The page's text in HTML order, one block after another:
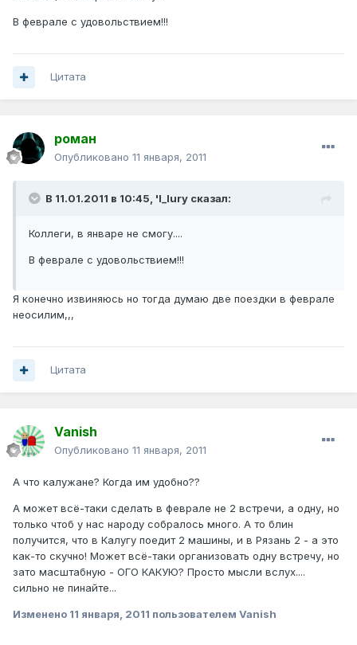
В феврале с удовольствием!!!
Цитата
роман
Опубликовано 11 января, 2011
В 11.01.2011 в 10:45, 'I_Iury сказал:
Коллеги, в январе не смогу....
В феврале с удовольствием!!!
Я конечно извиняюсь но тогда думаю две поездки в феврале
неосилим,,,
Цитата
Vanish
Опубликовано 11 января, 2011
А что калужане? Когда им удобно??
А может всё-таки сделать в феврале не 2 встречи, а одну, но
только чтоб у нас народу собралось много. А то блин
получится, что в Калугу поедит 2 машины, и в Рязань 2 - а это
как-то скучно! Может всё-таки организовать одну встречу, но
зато масштабную - ОГО КАКУЮ? Просто мысли вслух....
сильно не пинайте...
Изменено 11 января, 2011 пользователем Vanish